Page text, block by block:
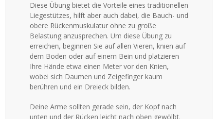
Diese Übung bietet die Vorteile eines traditionellen
Liegestützes, hilft aber auch dabei, die Bauch- und
obere Rückenmuskulatur ohne zu große
Belastung anzusprechen. Um diese Übung zu
erreichen, beginnen Sie auf allen Vieren, knien auf
dem Boden oder auf einem Bein und platzieren
Ihre Hände etwa einen Meter vor den Knien,
wobei sich Daumen und Zeigefinger kaum
berühren und ein Dreieck bilden.
Deine Arme sollten gerade sein, der Kopf nach
unten und der Rücken leicht nach oben gewölbt.